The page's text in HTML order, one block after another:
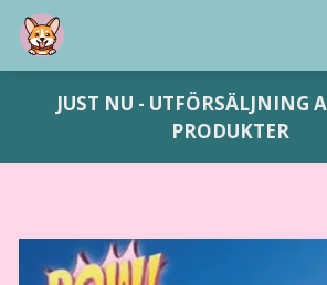
JUST NU - UTFÖRSÄLJNING
PRODUKTER